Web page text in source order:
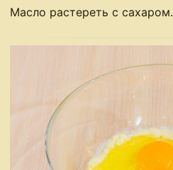
Масло растереть с сахаром.